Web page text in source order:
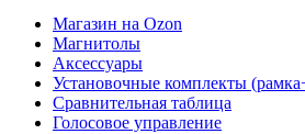
Магазин на Ozon
Магнитолы
Аксессуары
Установочные комплекты
Сравнительная таблица
Голосовое управление